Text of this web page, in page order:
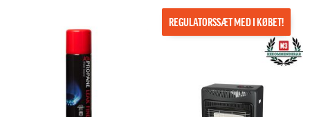
REGULATORSSÆT MED I KØBET!